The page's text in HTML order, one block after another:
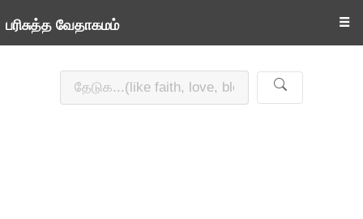
பரிசுத்த வேதாகமம் ☰